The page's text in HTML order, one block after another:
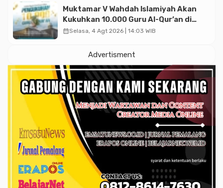
Muktamar V Wahdah Islamiyah Akan
Kukuhkan 10.000 Guru Al-Qur’an di
Masjid Istiqlal
calendar_monthSelasa, 4 Agt 2026 | 14:03 WIB
Advertisment